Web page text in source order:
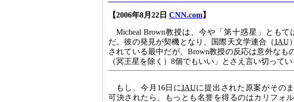
【2006年8月22日 CNN.com】
Micheal Brown教授は、今や「第十惑星」とも
だ。彼の発見が契機となり、国際天文学連合（IAU
されている最中だが、Brown教授の反応は意外な
（冥王星を除く）8個でもいい」とさえ言い切ってい
もし、今月16日にIAUに提出された原案がそのま
可決されたら、もっとも名誉を得るのはカリフォ